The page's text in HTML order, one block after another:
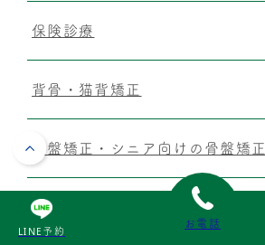
LINE予約
お電話
保険診療
背骨・猫背矯正
骨盤矯正・シニア向けの骨盤矯正
楽トレ